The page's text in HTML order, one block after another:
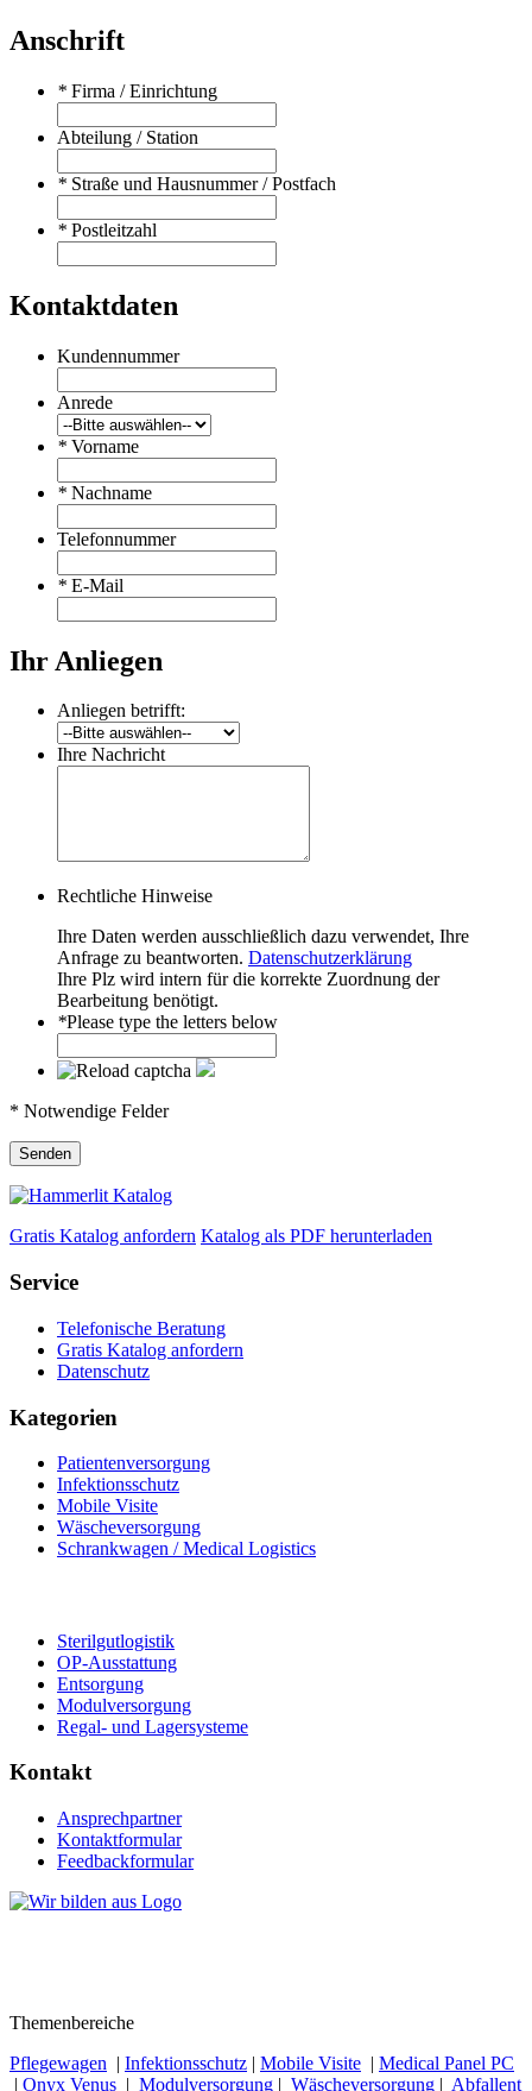
Anschrift
* Firma / Einrichtung
Abteilung / Station
* Straße und Hausnummer / Postfach
* Postleitzahl
Kontaktdaten
Kundennummer
Anrede
* Vorname
* Nachname
Telefonnummer
* E-Mail
Ihr Anliegen
Anliegen betrifft:
Ihre Nachricht
Rechtliche Hinweise
Ihre Daten werden ausschließlich dazu verwendet, Ihre
Anfrage zu beantworten. Datenschutzerklärung
Ihre Plz wird intern für die korrekte Zuordnung der
Bearbeitung benötigt.
*Please type the letters below
* Notwendige Felder
Senden
Gratis Katalog anfordern Katalog als PDF herunterladen
Service
Telefonische Beratung
Gratis Katalog anfordern
Datenschutz
Kategorien
Patientenversorgung
Infektionsschutz
Mobile Visite
Wäscheversorgung
Schrankwagen / Medical Logistics
Sterilgutlogistik
OP-Ausstattung
Entsorgung
Modulversorgung
Regal- und Lagersysteme
Kontakt
Ansprechpartner
Kontaktformular
Feedbackformular
Themenbereiche
Pflegewagen | Infektionsschutz | Mobile Visite | Medical Panel PC
| Onyx Venus | Modulversorgung | Wäscheversorgung | Abfallent